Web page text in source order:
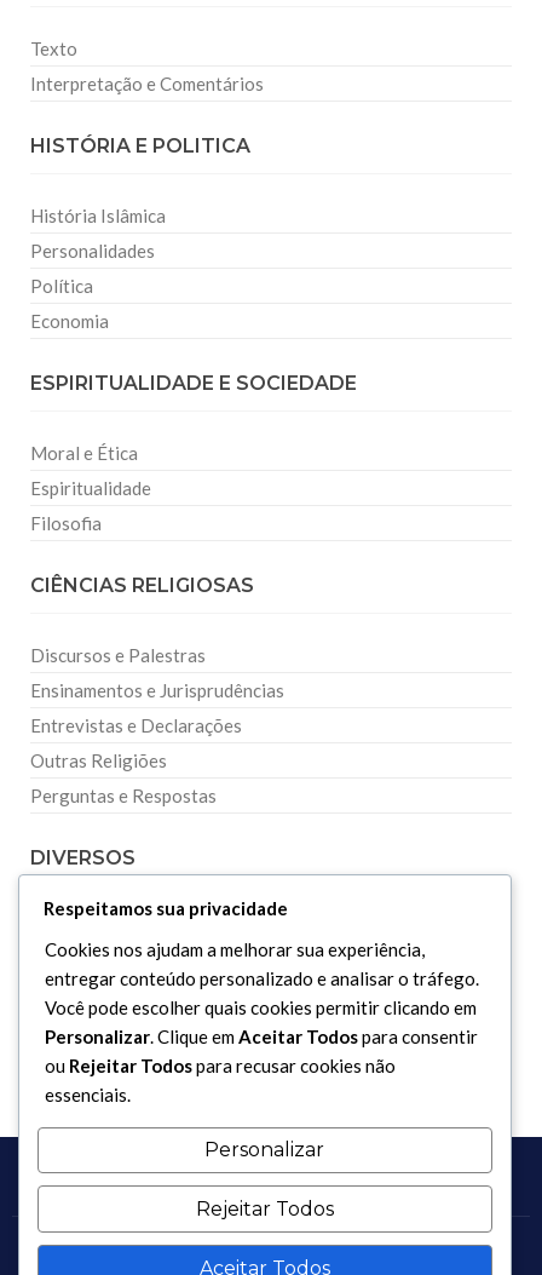
Texto
Interpretação e Comentários
HISTÓRIA E POLITICA
História Islâmica
Personalidades
Política
Economia
ESPIRITUALIDADE E SOCIEDADE
Moral e Ética
Espiritualidade
Filosofia
CIÊNCIAS RELIGIOSAS
Discursos e Palestras
Ensinamentos e Jurisprudências
Entrevistas e Declarações
Outras Religiões
Perguntas e Respostas
DIVERSOS
Dicionário Islâmico
Downloads
Copyright 2017 - 2026 / Todos os direitos reservados.
Respeitamos sua privacidade
Cookies nos ajudam a melhorar sua experiência,
entregar conteúdo personalizado e analisar o tráfego.
Você pode escolher quais cookies permitir clicando em
Personalizar. Clique emAceitar Todospara consentir
ou Rejeitar Todospara recusar cookies não
essenciais.
Personalizar
Rejeitar Todos
Aceitar Todos